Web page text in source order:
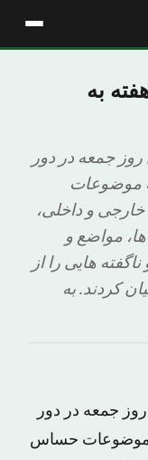
به
جمعه در دور
موضوعات
و داخلی،
مواضع و
هایی را از
کردند. به
جمعه در دور
موضوعات حساس